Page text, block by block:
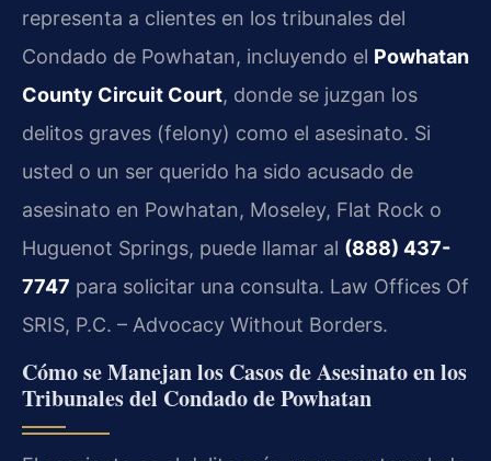
representa a clientes en los tribunales del
Condado de Powhatan, incluyendo el Powhatan
County Circuit Court, donde se juzgan los
delitos graves (felony) como el asesinato. Si
usted o un ser querido ha sido acusado de
asesinato en Powhatan, Moseley, Flat Rock o
Huguenot Springs, puede llamar al (888) 437-
7747 para solicitar una consulta. Law Offices Of
SRIS, P.C. – Advocacy Without Borders.
Cómo se Manejan los Casos de Asesinato en los
Tribunales del Condado de Powhatan